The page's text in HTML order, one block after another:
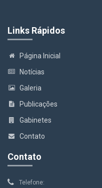
Links Rápidos
Página Inicial
Notícias
Galeria
Publicações
Gabinetes
Contato
Contato
Telefone: